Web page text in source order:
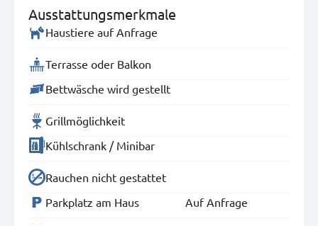
Ausstattungsmerkmale
Haustiere auf Anfrage
Terrasse oder Balkon
Bettwäsche wird gestellt
Grillmöglichkeit
Kühlschrank / Minibar
Rauchen nicht gestattet
Parkplatz am Haus
Auf Anfrage